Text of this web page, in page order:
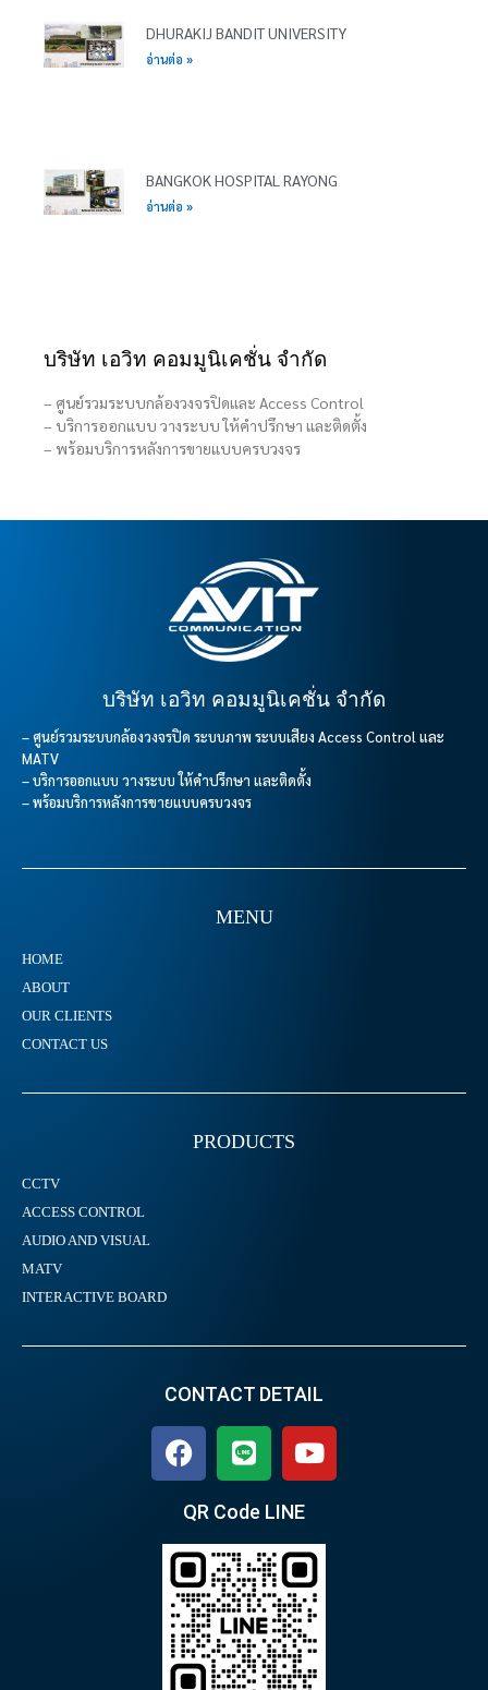
DHURAKIJ BANDIT UNIVERSITY
อ่านต่อ »
BANGKOK HOSPITAL RAYONG
อ่านต่อ »
บริษัท เอวิท คอมมูนิเคชั่น จำกัด
– ศูนย์รวมระบบกล้องวงจรปิดและ Access Control
– บริการออกแบบ วางระบบ ให้คำปรึกษา และติดตั้ง
– พร้อมบริการหลังการขายแบบครบวงจร
บริษัท เอวิท คอมมูนิเคชั่น จำกัด
– ศูนย์รวมระบบกล้องวงจรปิด ระบบภาพ ระบบเสียง Access Control และ
MATV
– บริการออกแบบ วางระบบ ให้คำปรึกษา และติดตั้ง
– พร้อมบริการหลังการขายแบบครบวงจร
MENU
HOME
ABOUT
OUR CLIENTS
CONTACT US
PRODUCTS
CCTV
ACCESS CONTROL
AUDIO AND VISUAL
MATV
INTERACTIVE BOARD
CONTACT DETAIL
QR Code LINE